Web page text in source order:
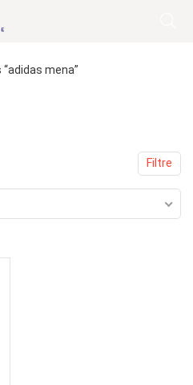
mena”
Filtre